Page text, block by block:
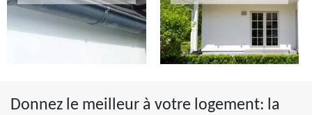
Donnez le meilleur à votre logement: la